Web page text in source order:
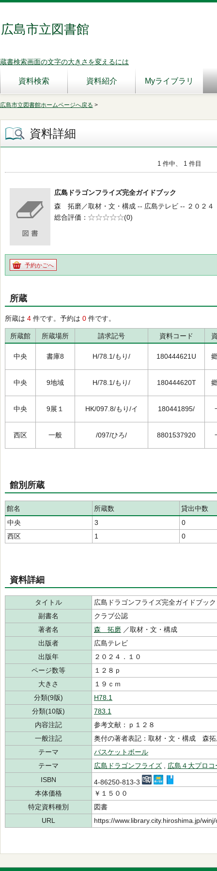
広島市立図書館
蔵書検索画面の文字の大きさを変えるには
資料検索 資料紹介 Myライブラリ
広島市立図書館ホームページへ戻る >
資料詳細
1 件中、 1 件目
広島ドラゴンフライズ完全ガイドブック
森 拓磨／取材・文・構成 -- 広島テレビ -- ２０２４
総合評価
5段階評価
(0)
予約かごへ
所蔵
所蔵は 4 件です。予約は 0 件です。
所蔵館 所蔵場所 請求記号 資料コード
中央 書庫8 H/78.1/もり/ 180444621U
中央 9地域 H/78.1/もり/ 180444620T
中央 9展１ HK/097.8/もり/イ 180441895/
西区 一般 /097/ひろ/ 8801537920
館別所蔵
館名 所蔵数
貸出中数
中央
3
0
西区
1 0
資料詳細
タイトル
広島ドラゴンフライズ完全ガイドブック
副書名
クラブ公認
著者名
森 拓磨 ／取材・文・構成
出版者
広島テレビ
出版年
２０２４．１０
ページ数等
１２８ｐ
大きさ
１９ｃｍ
分類(9版)
H78.1
分類(10版)
783.1
内容注記
参考文献：ｐ１２８
一般注記
奥付の著者表記：取材・文・構成 森
テーマ
バスケットボール
テーマ
広島ドラゴンフライズ
広島４大プロコ
ISBN
4-86250-813-3
本体価格
￥１５００
特定資料種別
図書
URL
https://www.library.city.hiroshima.jp/